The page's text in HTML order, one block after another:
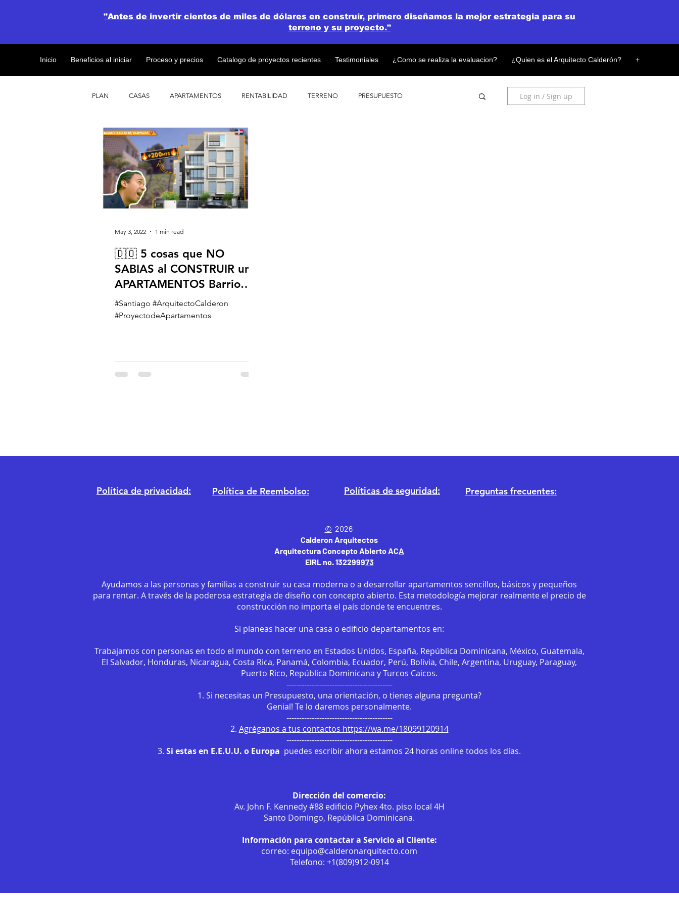
Inicio Beneficios al iniciar Proceso y precios Catalogo de proyectos recientes Testimoniales ¿Como se realiza la evaluacion? ¿Quien es el Arquitecto Calderón? +
"Antes de invertir cientos de miles de dólares en construir, primero diseñamos la mejor estrategia para su
terreno y su proyecto."
PLAN CASAS APARTAMENTOS RENTABILIDAD TERRENO PRESUPUESTO
CATALOGO DE CONCEPTO ABIERTO PROYECTOS
OBRAS DE CONSTRUCCION
Log in / Sign up
🇩🇴 5 cosas que NO
SABIAS al CONSTRUIR un
APARTAMENTOS Barrio
San José Santiago
#Santiago #ArquitectoCalderon
#ProyectodeApartamentos
May 3, 2022 1 min read
Política de privacidad: Política de Reembolso: Políticas de seguridad: Preguntas frecuentes:
© 2026
Calderon Arquitectos
Arquitectura Concepto Abierto ACA
EIRL no. 132299973
Ayudamos a las personas y familias a construir su casa moderna o a desarrollar apartamentos sencillos, básicos y pequeños
para rentar. A través de la poderosa estrategia de diseño con concepto abierto. Esta metodología mejorar realmente el precio de
construcción no importa el país donde te encuentres.
Si planeas hacer una casa o edificio departamentos en:
Trabajamos con personas en todo el mundo con terreno en Estados Unidos, España, República Dominicana, México, Guatemala,
El Salvador, Honduras, Nicaragua, Costa Rica, Panamá, Colombia, Ecuador, Perú, Bolivia, Chile, Argentina, Uruguay, Paraguay,
Puerto Rico, República Dominicana y Turcos Caicos.
------------------------------------------
1. Si necesitas un Presupuesto, una orientación, o tienes alguna pregunta?
Genial! Te lo daremos personalmente.
------------------------------------------
2. Agréganos a tus contactos https://wa.me/18099120914
------------------------------------------
3. Si estas en E.E.U.U. o Europa puedes escribir ahora estamos 24 horas online todos los días.
Dirección del comercio:
Av. John F. Kennedy #88 edificio Pyhex 4to. piso local 4H
Santo Domingo, República Dominicana.
Información para contactar a Servicio al Cliente:
correo: equipo@calderonarquitecto.com
Telefono: +1(809)912-0914